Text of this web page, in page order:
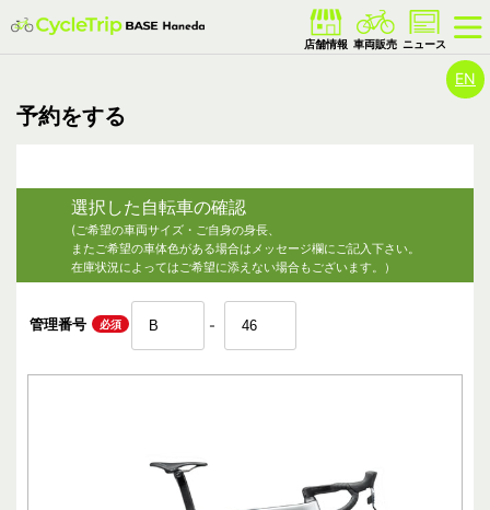
EN
予約をする
選択した自転車の確認
(ご希望の車両サイズ・ご自身の身長、
またご希望の車体色がある場合はメッセージ欄にご記入下さい。
在庫状況によってはご希望に添えない場合もございます。）
管理番号 必須 -